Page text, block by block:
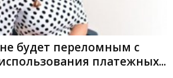
будет переломным с
платежных...